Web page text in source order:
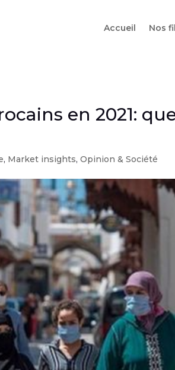
Accueil Nos
en 2021:
, Market insights,Opinion & Société